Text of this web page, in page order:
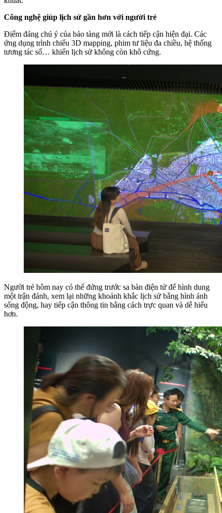
Công nghệ giúp lịch sử gần hơn với người trẻ
Điểm đáng chú ý của bảo tàng mới là cách tiếp cận hiện đại. Các
ứng dụng trình chiếu 3D mapping, phim tư liệu đa chiều, hệ thống
tương tác số… khiến lịch sử không còn khô cứng.
Người trẻ hôm nay có thể đứng trước sa bàn điện tử để hình dung
một trận đánh, xem lại những khoảnh khắc lịch sử bằng hình ảnh
sống động, hay tiếp cận thông tin bằng cách trực quan và dễ hiểu
hơn.